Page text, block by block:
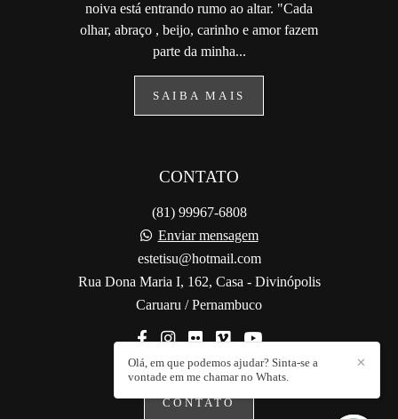
noiva está entrando rumo ao altar. "Cada
olhar, abraço , beijo, carinho e amor fazem
parte da minha...
SAIBA MAIS
CONTATO
(81) 99967-6808
Enviar mensagem
estetisu@hotmail.com
Rua Dona Maria I, 162, Casa - Divinópolis
Caruaru / Pernambuco
CONTATO
✕
Olá, em que podemos ajudar? Sinta-se a
vontade em me chamar no Whats.